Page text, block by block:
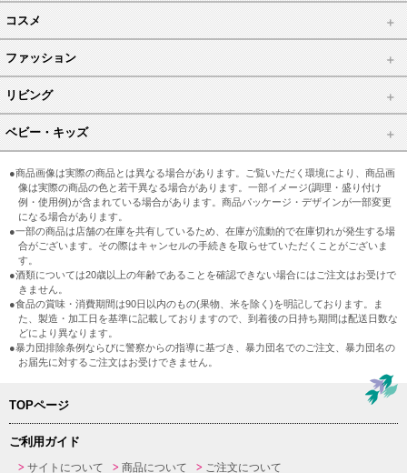
コスメ
ファッション
リビング
ベビー・キッズ
●商品画像は実際の商品とは異なる場合があります。ご覧いただく環境により、商品画
像は実際の商品の色と若干異なる場合があります。一部イメージ(調理・盛り付け
例・使用例)が含まれている場合があります。商品パッケージ・デザインが一部変更
になる場合があります。
●一部の商品は店舗の在庫を共有しているため、在庫が流動的で在庫切れが発生する場
合がございます。その際はキャンセルの手続きを取らせていただくことがございま
す。
●酒類については20歳以上の年齢であることを確認できない場合にはご注文はお受けで
きません。
●食品の賞味・消費期間は90日以内のもの(果物、米を除く)を明記しております。ま
た、製造・加工日を基準に記載しておりますので、到着後の日持ち期間は配送日数な
どにより異なります。
●暴力団排除条例ならびに警察からの指導に基づき、暴力団名でのご注文、暴力団名の
お届先に対するご注文はお受けできません。
TOPページ
ご利用ガイド
サイトについて 商品について
ご注文について